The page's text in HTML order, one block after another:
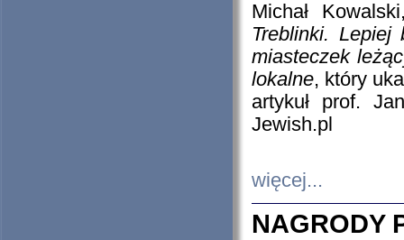
Michał
Treblinki. Lepiej
miasteczek
lokalne, który
artykuł prof.
Jewish.pl
więcej...
NAGRODY